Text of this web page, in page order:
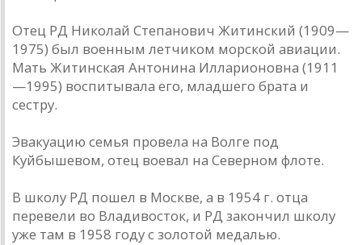
Отец РД Николай Степанович Житинский (1909—
1975) был военным летчиком морской авиации.
Мать Житинская Антонина Илларионовна (1911
—1995) воспитывала его, младшего брата и
сестру.
Эвакуацию семья провела на Волге под
Куйбышевом, отец воевал на Северном флоте.
В школу РД пошел в Москве, а в 1954 г. отца
перевели во Владивосток, и РД закончил школу
уже там в 1958 году с золотой медалью.